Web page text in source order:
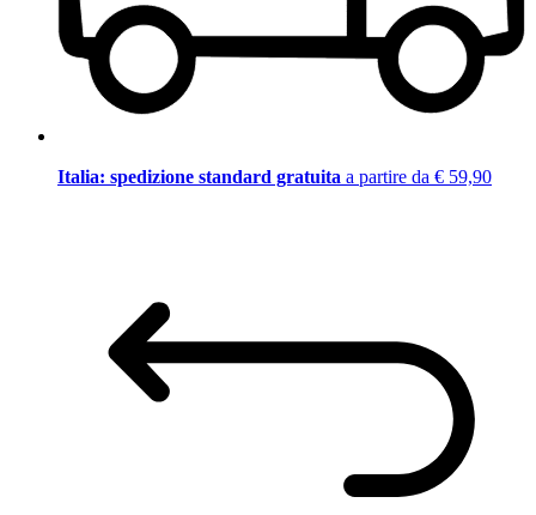
Italia: spedizione standard gratuita a partire da € 59,90